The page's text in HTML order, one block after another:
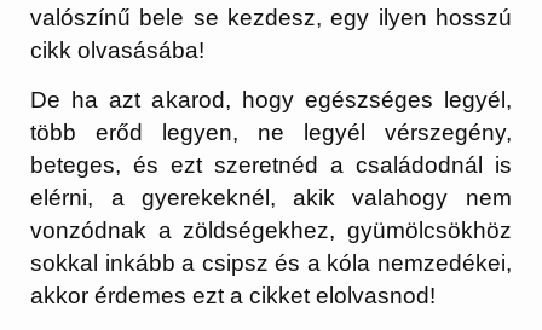
valószínű bele se kezdesz, egy ilyen hosszú
cikk olvasásába!
De ha azt akarod, hogy egészséges legyél,
több erőd legyen, ne legyél vérszegény,
beteges, és ezt szeretnéd a családodnál is
elérni, a gyerekeknél, akik valahogy nem
vonzódnak a zöldségekhez, gyümölcsökhöz
sokkal inkább a csipsz és a kóla nemzedékei,
akkor érdemes ezt a cikket elolvasnod!